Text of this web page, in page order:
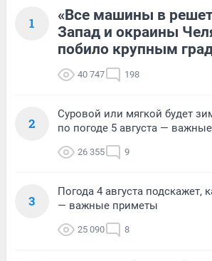
1
«Все машины в
Запад и окраины
побило крупным
40 747 198
2
Суровой или мягкой будет
по погоде 5 августа —
26 355 9
3
Погода 4 августа подскажет,
— важные приметы
25 090 8